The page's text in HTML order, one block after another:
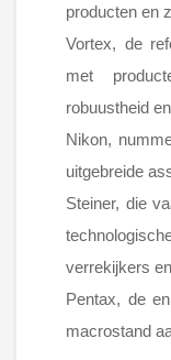
producten en
Vortex, de
met
robuustheid
Nikon,
uitgebreide
Steiner, die
verrekijkers
Pentax, de
macrostand